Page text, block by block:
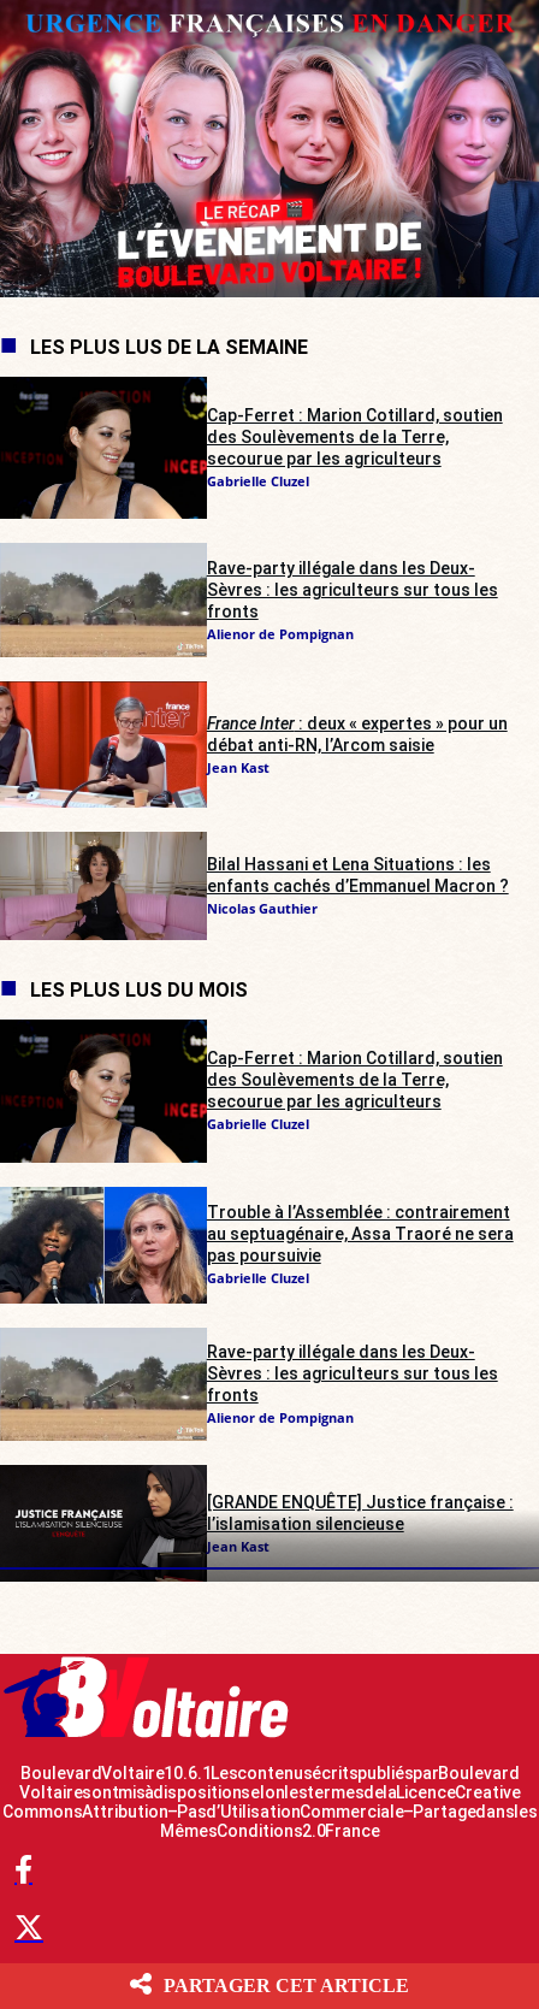
LES PLUS LUS DE LA SEMAINE
Cap-Ferret : Marion Cotillard, soutien
des Soulèvements de la Terre,
secourue par les agriculteurs
Gabrielle Cluzel
Rave-party illégale dans les Deux-
Sèvres : les agriculteurs sur tous les
fronts
Alienor de Pompignan
France Inter: deux « expertes » pour un
débat anti-RN, l’Arcom saisie
Jean Kast
Bilal Hassani et Lena Situations : les
enfants cachés d’Emmanuel Macron ?
Nicolas Gauthier
LES PLUS LUS DU MOIS
Cap-Ferret : Marion Cotillard, soutien
des Soulèvements de la Terre,
secourue par les agriculteurs
Gabrielle Cluzel
Trouble à l’Assemblée : contrairement
au septuagénaire, Assa Traoré ne sera
pas poursuivie
Gabrielle Cluzel
Rave-party illégale dans les Deux-
Sèvres : les agriculteurs sur tous les
fronts
Alienor de Pompignan
[GRANDE ENQUÊTE] Justice française :
l’islamisation silencieuse
Jean Kast
Boulevard Voltaire 10.6.1 Les contenus écrits publiés par Boulevard
Voltaire sont mis à disposition selon les termes de la Licence Creative
Commons Attribution – Pas d’Utilisation Commerciale – Partage dans les
Mêmes Conditions 2.0 France
PARTAGER CET ARTICLE